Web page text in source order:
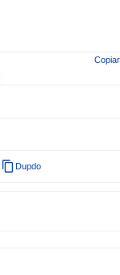
Copiar
Dupdo